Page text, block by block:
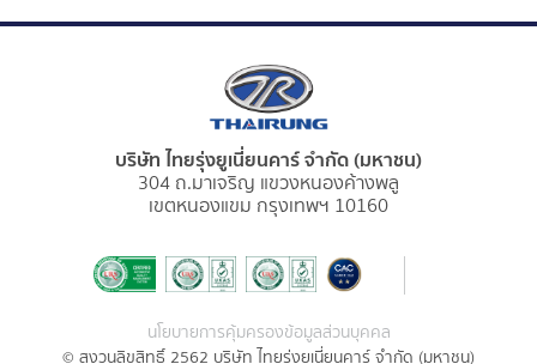
บริษัท ไทยรุ่งยูเนี่ยนคาร์ จำกัด (มหาชน)
304 ถ.มาเจริญ แขวงหนองค้างพลู
เขตหนองแขม กรุงเทพฯ 10160
นโยบายการคุ้มครองข้อมูลส่วนบุคคล
© สงวนลิขสิทธิ์ 2562 บริษัท ไทยรุ่งยูเนี่ยนคาร์ จำกัด (มหาชน)